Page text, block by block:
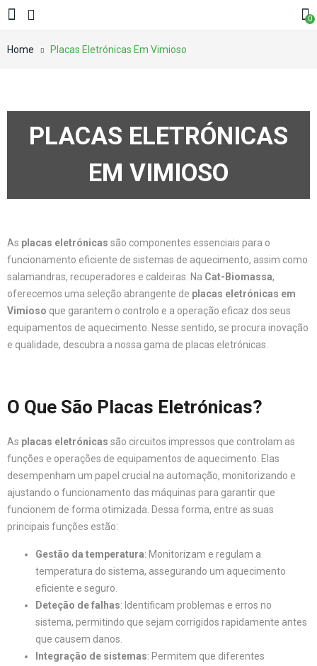
0
Home Placas Eletrónicas Em Vimioso
PLACAS ELETRÓNICAS
EM VIMIOSO
As placas eletrónicas são componentes essenciais para o
funcionamento eficiente de sistemas de aquecimento, assim como
salamandras, recuperadores e caldeiras. Na Cat-Biomassa,
oferecemos uma seleção abrangente de placas eletrónicas em
Vimioso que garantem o controlo e a operação eficaz dos seus
equipamentos de aquecimento. Nesse sentido, se procura inovação
e qualidade, descubra a nossa gama de placas eletrónicas.
O Que São Placas Eletrónicas?
As placas eletrónicas são circuitos impressos que controlam as
funções e operações de equipamentos de aquecimento. Elas
desempenham um papel crucial na automação, monitorizando e
ajustando o funcionamento das máquinas para garantir que
funcionem de forma otimizada. Dessa forma, entre as suas
principais funções estão:
Gestão da temperatura: Monitorizam e regulam a
temperatura do sistema, assegurando um aquecimento
eficiente e seguro.
Deteção de falhas: Identificam problemas e erros no
sistema, permitindo que sejam corrigidos rapidamente antes
que causem danos.
Integração de sistemas: Permitem que diferentes